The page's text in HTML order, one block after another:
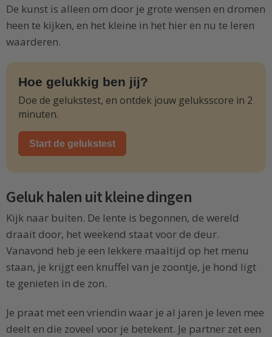
De kunst is alleen om door je grote wensen en dromen
heen te kijken, en het kleine in het hier en nu te leren
waarderen.
Hoe gelukkig ben jij?
Doe de gelukstest, en ontdek jouw geluksscore in 2
minuten.
Start de gelukstest
Geluk halen uit kleine dingen
Kijk naar buiten. De lente is begonnen, de wereld
draait door, het weekend staat voor de deur.
Vanavond heb je een lekkere maaltijd op het menu
staan, je krijgt een knuffel van je zoontje, je hond ligt
te genieten in de zon.
Je praat met een vriendin waar je al jaren je leven mee
deelt en die zoveel voor je betekent. Je partner zet een